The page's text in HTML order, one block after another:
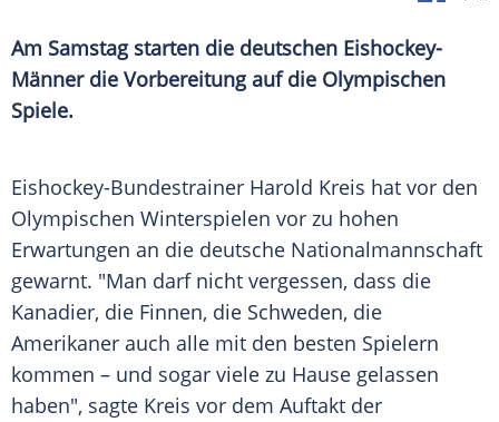
Am Samstag starten die deutschen Eishockey-
Männer die Vorbereitung auf die Olympischen
Spiele.
Eishockey-Bundestrainer Harold Kreis hat vor den
Olympischen Winterspielen vor zu hohen
Erwartungen an die deutsche Nationalmannschaft
gewarnt. "Man darf nicht vergessen, dass die
Kanadier, die Finnen, die Schweden, die
Amerikaner auch alle mit den besten Spielern
kommen – und sogar viele zu Hause gelassen
haben", sagte Kreis vor dem Auftakt der